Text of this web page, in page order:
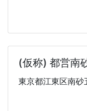
(仮称) 都営南
東京都江東区南